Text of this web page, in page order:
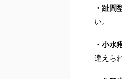
・趾間
い。
・小水
違えら